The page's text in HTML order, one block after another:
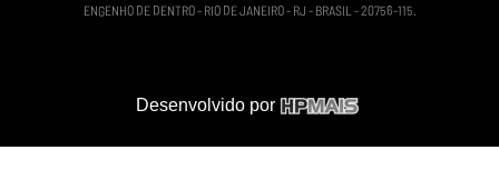
ENGENHO DE DENTRO - RIO DE JANEIRO - RJ - BRASIL - 20756-115.
Desenvolvido por